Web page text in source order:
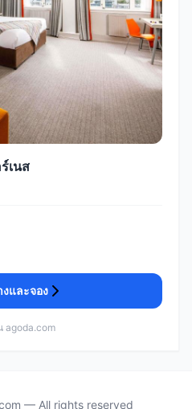
เนส
งและจอง
agoda.com
— All rights reserved